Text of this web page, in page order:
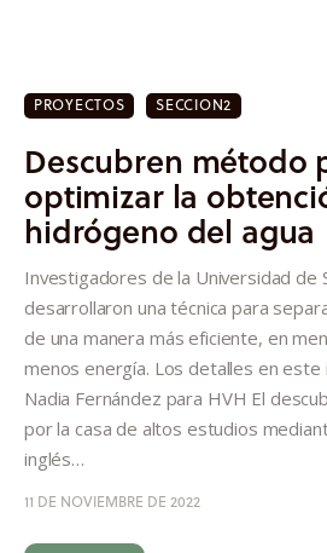
Investigación
Proyectos
Informes
Quiénes somos
PROYECTOS SECCION2
Descubren método
optimizar la
hidrógeno del agua
Investigadores de la Universidad de
desarrollaron una técnica para
de una manera más eficiente, en
menos energía. Los detalles en
Nadia Fernández para HVH El
por la casa de altos estudios
inglés…
11 DE NOVIEMBRE DE 2022